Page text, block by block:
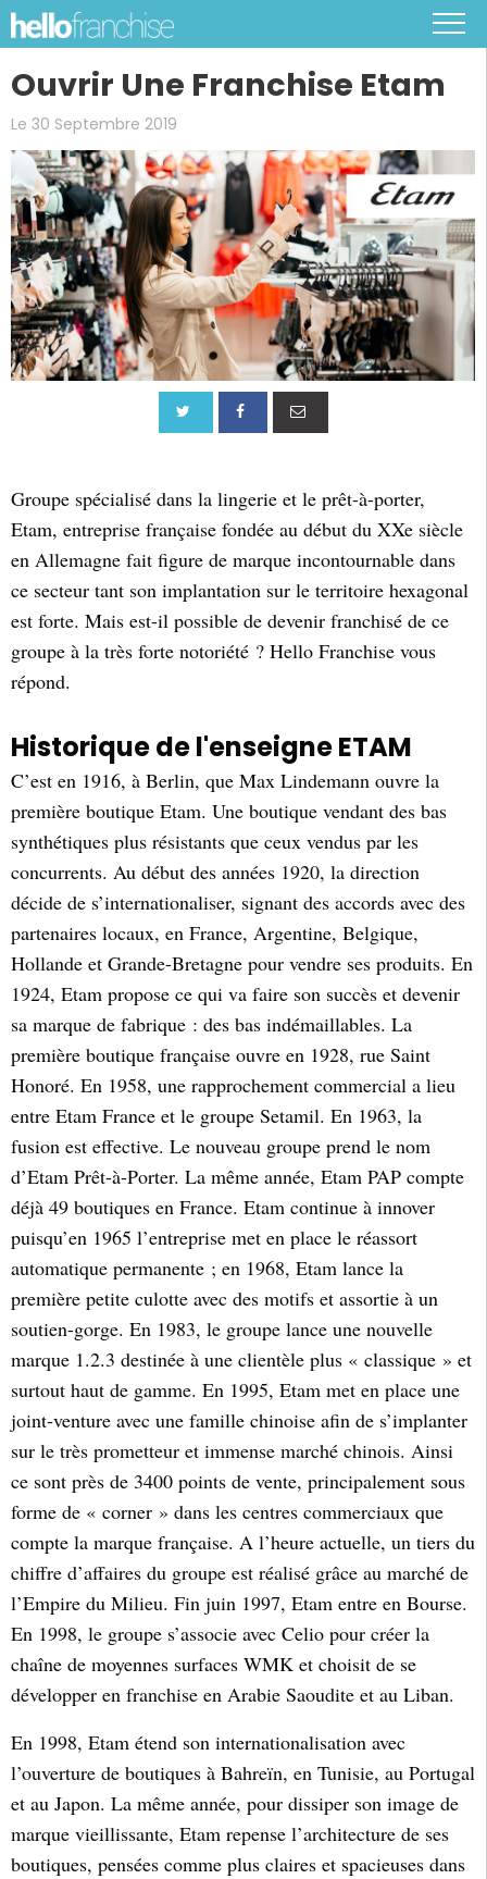
Ouvrir Une Franchise Etam
Le 30 Septembre 2019
Groupe spécialisé dans la lingerie et le prêt-à-porter,
Etam, entreprise française fondée au début du XXe siècle
en Allemagne fait figure de marque incontournable dans
ce secteur tant son implantation sur le territoire hexagonal
est forte. Mais est-il possible de devenir franchisé de ce
groupe à la très forte notoriété ? Hello Franchise vous
répond.
Historique de l'enseigne ETAM
C’est en 1916, à Berlin, que Max Lindemann ouvre la
première boutique Etam. Une boutique vendant des bas
synthétiques plus résistants que ceux vendus par les
concurrents. Au début des années 1920, la direction
décide de s’internationaliser, signant des accords avec des
partenaires locaux, en France, Argentine, Belgique,
Hollande et Grande-Bretagne pour vendre ses produits. En
1924, Etam propose ce qui va faire son succès et devenir
sa marque de fabrique : des bas indémaillables. La
première boutique française ouvre en 1928, rue Saint
Honoré. En 1958, une rapprochement commercial a lieu
entre Etam France et le groupe Setamil. En 1963, la
fusion est effective. Le nouveau groupe prend le nom
d’Etam Prêt-à-Porter. La même année, Etam PAP compte
déjà 49 boutiques en France. Etam continue à innover
puisqu’en 1965 l’entreprise met en place le réassort
automatique permanente ; en 1968, Etam lance la
première petite culotte avec des motifs et assortie à un
soutien-gorge. En 1983, le groupe lance une nouvelle
marque 1.2.3 destinée à une clientèle plus « classique » et
surtout haut de gamme. En 1995, Etam met en place une
joint-venture avec une famille chinoise afin de s’implanter
sur le très prometteur et immense marché chinois. Ainsi
ce sont près de 3400 points de vente, principalement sous
forme de « corner » dans les centres commerciaux que
compte la marque française. A l’heure actuelle, un tiers du
chiffre d’affaires du groupe est réalisé grâce au marché de
l’Empire du Milieu. Fin juin 1997, Etam entre en Bourse.
En 1998, le groupe s’associe avec Celio pour créer la
chaîne de moyennes surfaces WMK et choisit de se
développer en franchise en Arabie Saoudite et au Liban.
En 1998, Etam étend son internationalisation avec
l’ouverture de boutiques à Bahreïn, en Tunisie, au Portugal
et au Japon. La même année, pour dissiper son image de
marque vieillissante, Etam repense l’architecture de ses
boutiques, pensées comme plus claires et spacieuses dans